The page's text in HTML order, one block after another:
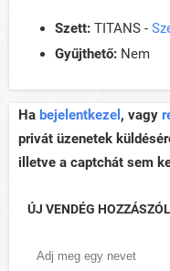
Szett: TITANS -
Gyűjthető: Nem
Ha bejelentkezel , vagy
privát üzenetek
illetve a captchát sem
ÚJ VENDÉG